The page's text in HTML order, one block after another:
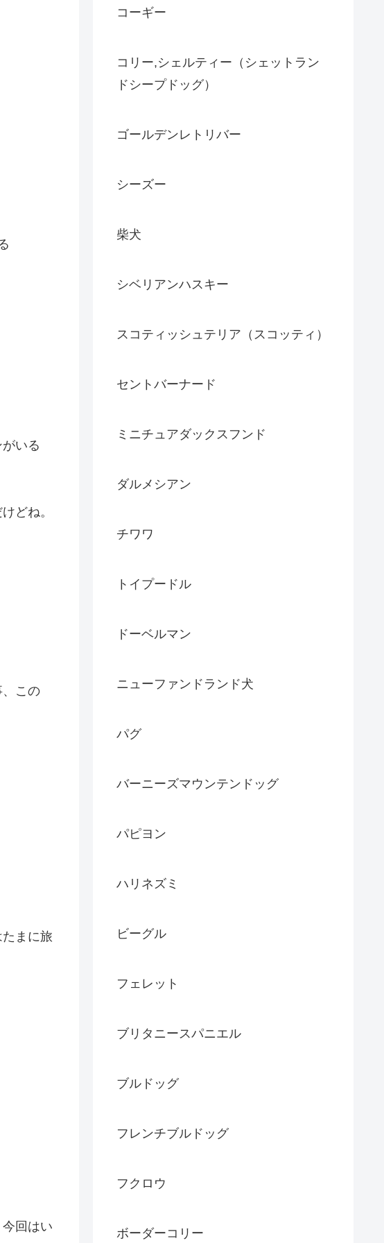
いる
どね。
この
まに旅
回はい
コーギー
コリー,シェルティー（シェットラン
ドシープドッグ）
ゴールデンレトリバー
シーズー
柴犬
シベリアンハスキー
スコティッシュテリア（スコッティ）
セントバーナード
ミニチュアダックスフンド
ダルメシアン
チワワ
トイプードル
ドーベルマン
ニューファンドランド犬
パグ
バーニーズマウンテンドッグ
パピヨン
ハリネズミ
ビーグル
フェレット
ブリタニースパニエル
ブルドッグ
フレンチブルドッグ
フクロウ
ボーダーコリー